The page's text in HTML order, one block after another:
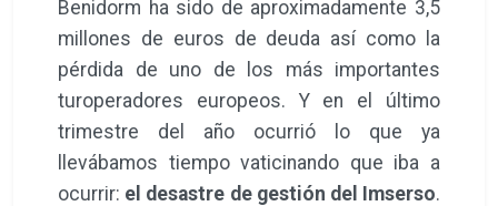
Benidorm ha sido de aproximadamente 3,5
millones de euros de deuda así como la
pérdida de uno de los más importantes
turoperadores europeos. Y en el último
trimestre del año ocurrió lo que ya
llevábamos tiempo vaticinando que iba a
ocurrir: el desastre de gestión del Imserso.